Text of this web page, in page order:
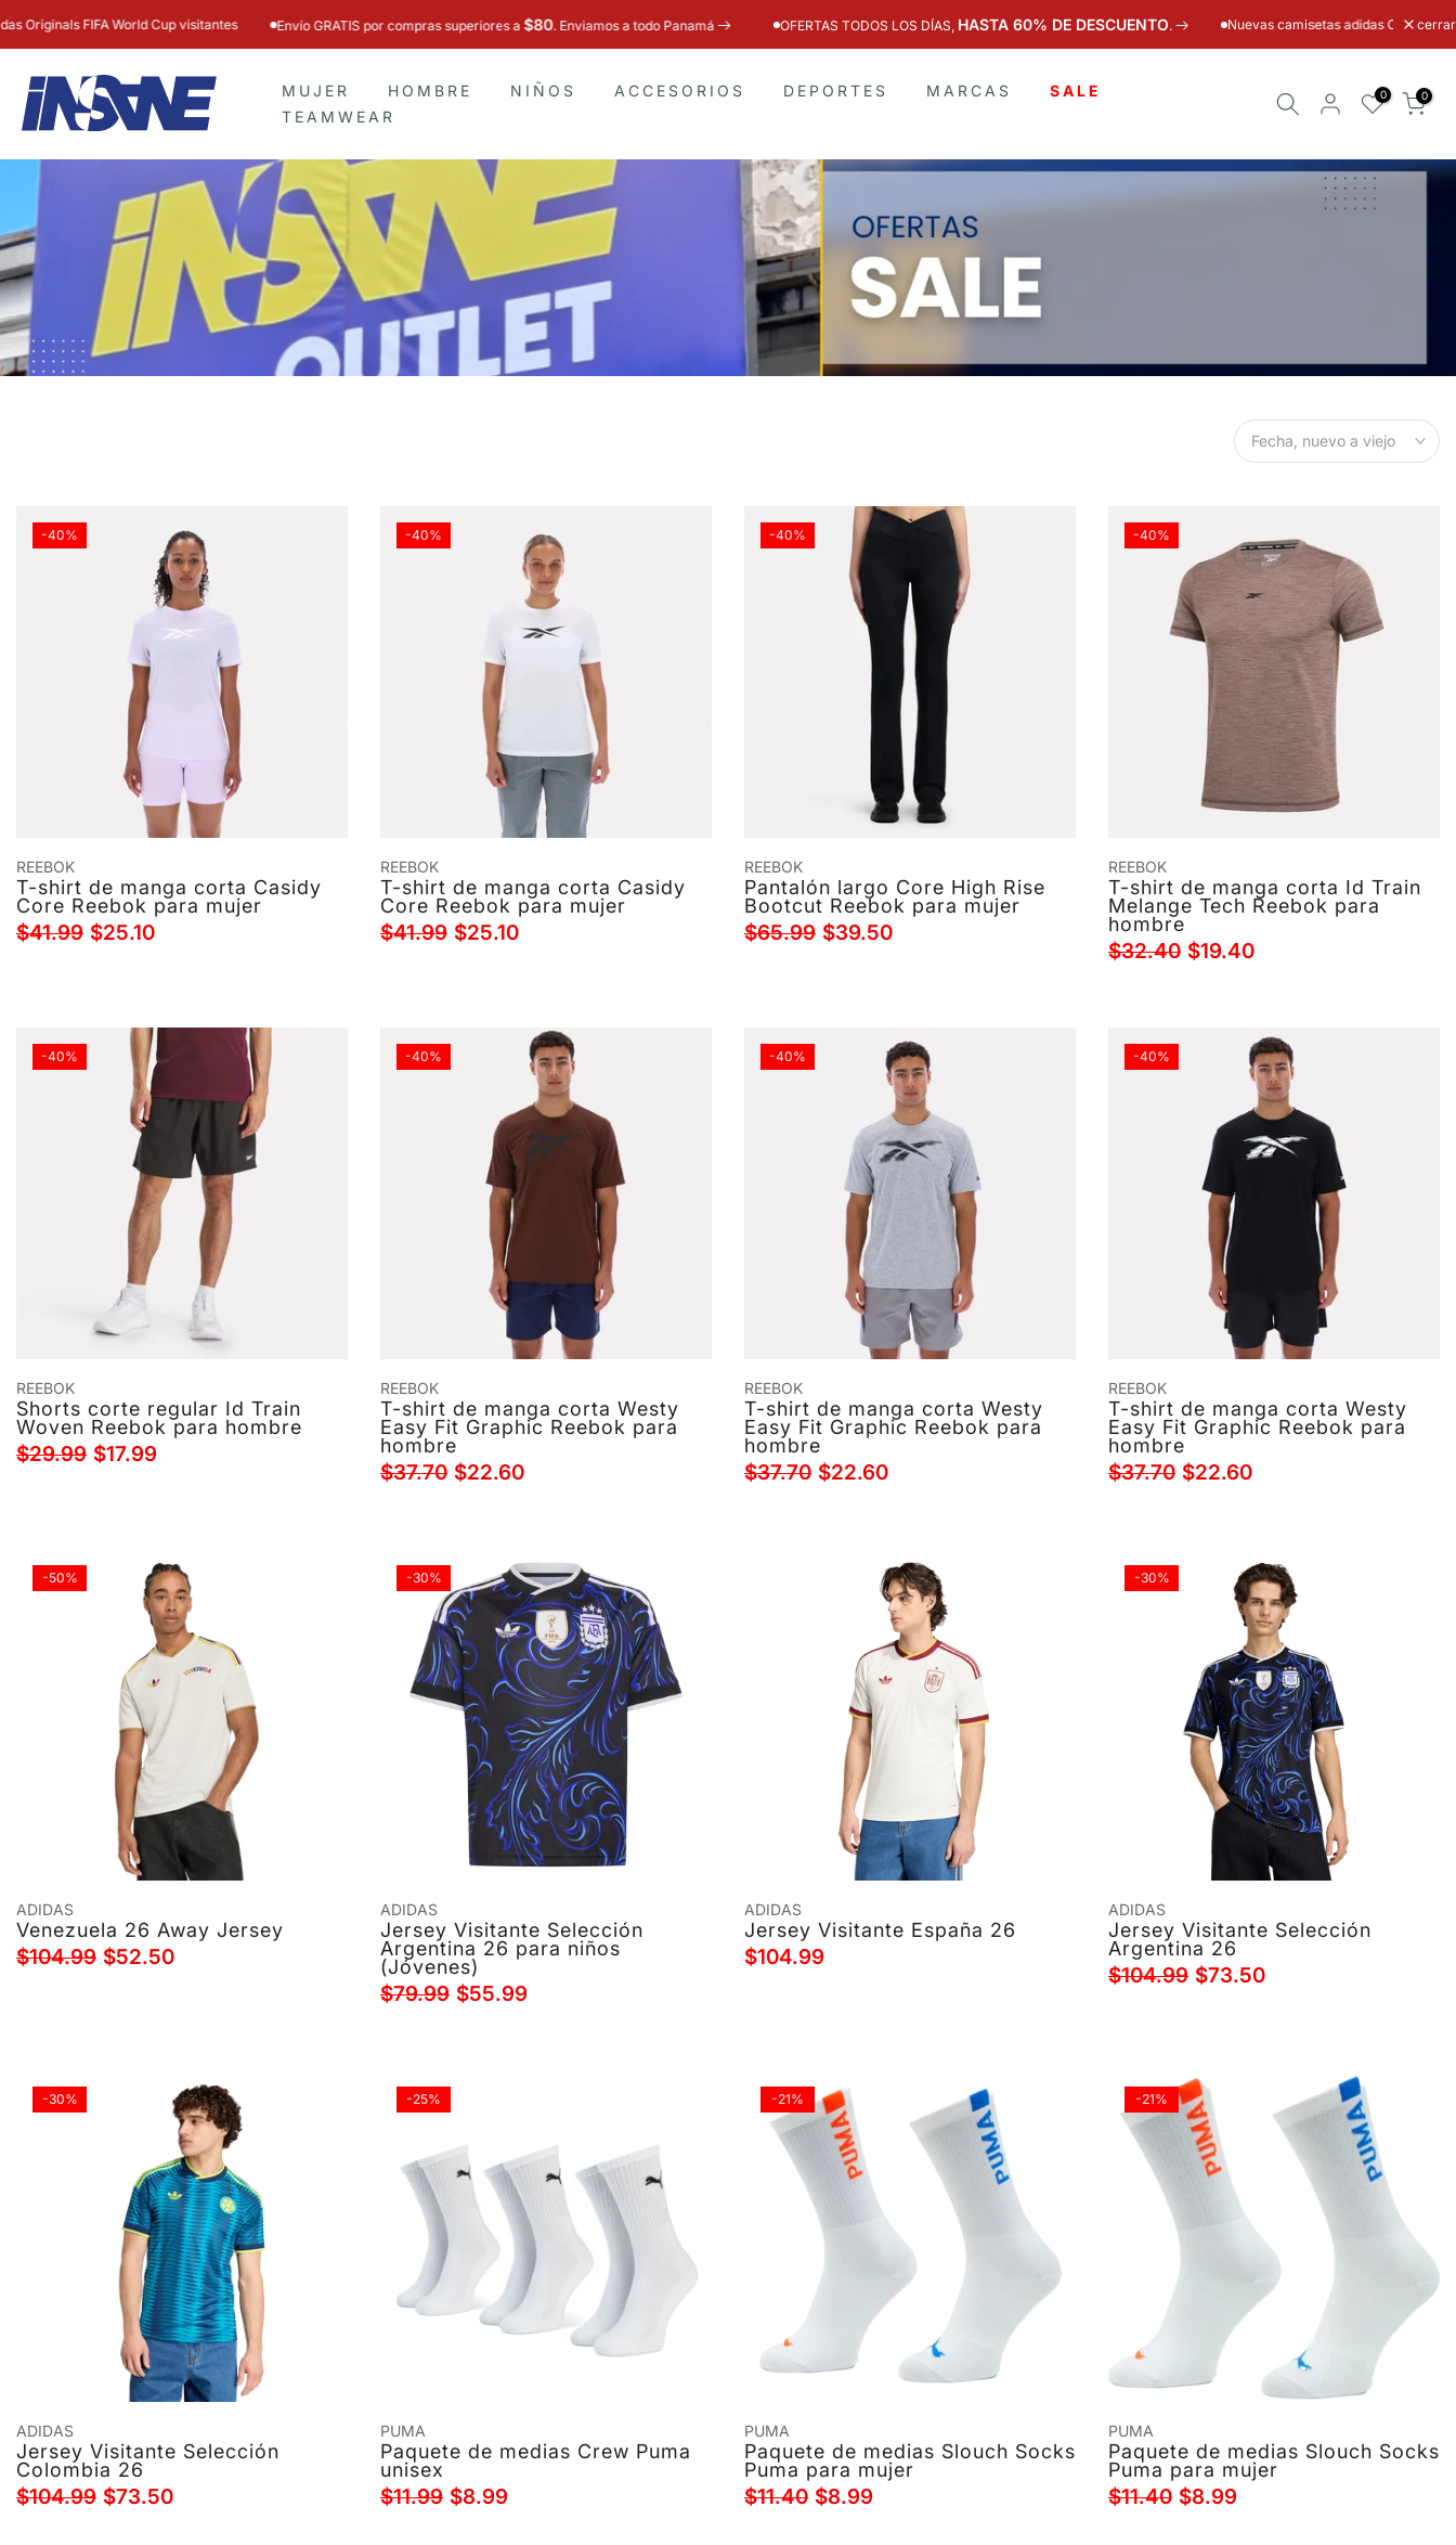
Ir
al
contenido
Cup visitantes Envío GRATIS por compras superiores a$80. Enviamos a todo Panamá OFERTAS TODOS LOS DÍAS,HASTA 60% DE DESCUENTO. Nuevas camisetas adidas Originals FIFA World Cup cerrar
MUJER HOMBRE NIÑOS ACCESORIOS DEPORTES MARCAS
SALE
TEAMWEAR
0 0
Fecha, nuevo a viejo
-40%
REEBOK
T-shirt de manga corta Casidy
Core Reebok para mujer
$41.99 $25.10
-40%
REEBOK
T-shirt de manga corta Casidy
Core Reebok para mujer
$41.99 $25.10
-40%
REEBOK
Pantalón largo Core High Rise
Bootcut Reebok para mujer
$65.99 $39.50
-40%
REEBOK
T-shirt de manga corta Id Train
Melange Tech Reebok para
hombre
$32.40 $19.40
-40%
REEBOK
Shorts corte regular Id Train
Woven Reebok para hombre
$29.99 $17.99
-40%
REEBOK
T-shirt de manga corta Westy
Easy Fit Graphic Reebok para
hombre
$37.70 $22.60
-40%
REEBOK
T-shirt de manga corta Westy
Easy Fit Graphic Reebok para
hombre
$37.70 $22.60
-40%
REEBOK
T-shirt de manga corta Westy
Easy Fit Graphic Reebok para
hombre
$37.70 $22.60
-50%
ADIDAS
Venezuela 26 Away Jersey
$104.99 $52.50
-30%
ADIDAS
Jersey Visitante Selección
Argentina 26 para niños
(Jóvenes)
$79.99 $55.99
ADIDAS
Jersey Visitante España 26
$104.99
-30%
ADIDAS
Jersey Visitante Selección
Argentina 26
$104.99 $73.50
-30%
ADIDAS
Jersey Visitante Selección
Colombia 26
$104.99 $73.50
-25%
PUMA
Paquete de medias Crew Puma
unisex
$11.99 $8.99
-21%
PUMA
Paquete de medias Slouch Socks
Puma para mujer
$11.40 $8.99
-21%
PUMA
Paquete de medias Slouch Socks
Puma para mujer
$11.40 $8.99